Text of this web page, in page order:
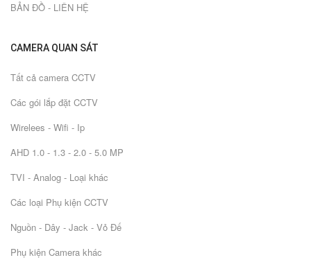
BẢN ĐỒ - LIÊN HỆ
CAMERA QUAN SÁT
Tất cả camera CCTV
Các gói lắp đặt CCTV
Wirelees - Wifi - Ip
AHD 1.0 - 1.3 - 2.0 - 5.0 MP
TVI - Analog - Loại khác
Các loại Phụ kiện CCTV
Nguồn - Dây - Jack - Vỏ Đế
Phụ kiện Camera khác